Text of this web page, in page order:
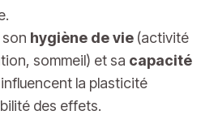
son hygiène de vie (activité
sommeil) et sa capacité
influencent la plasticité
des effets.